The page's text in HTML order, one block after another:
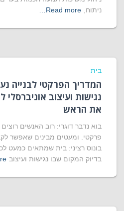
ניתוח,
Read more…
בית
המדריך הפרקטי לבנייה
נגישות ועיצוב אוניברסלי
את הראש
בוא נדבר דוגרי: רוב האנשים
פרקטי. ומעטים מבינים שאפשר
בונוס רציני: בית שמתאים כמעט
בדיוק המקום שבו נגישות ועיצוב